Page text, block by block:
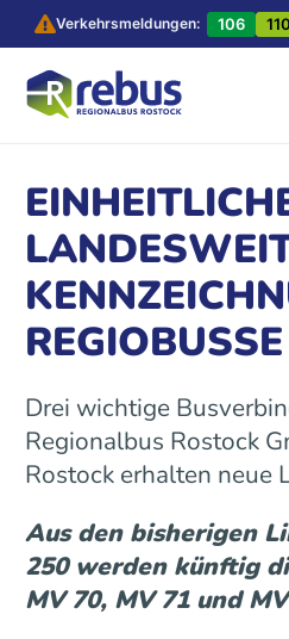
Verkehrsmeldungen: 106 110
REGIOBUSSE
Drei wichtige
Regionalbus Rostock
Rostock erhalten neue
Aus den bisherigen
250 werden künftig
MV 70, MV 71 und